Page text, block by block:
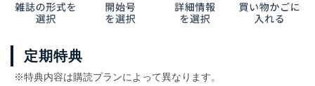
定期特典
※特典内容は購読プランによって異なります。